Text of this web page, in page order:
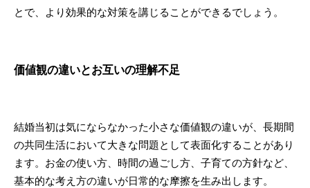
とで、より効果的な対策を講じることができるでしょう。
価値観の違いとお互いの理解不足
結婚当初は気にならなかった小さな価値観の違いが、長期間
の共同生活において大きな問題として表面化することがあり
ます。お金の使い方、時間の過ごし方、子育ての方針など、
基本的な考え方の違いが日常的な摩擦を生み出します。